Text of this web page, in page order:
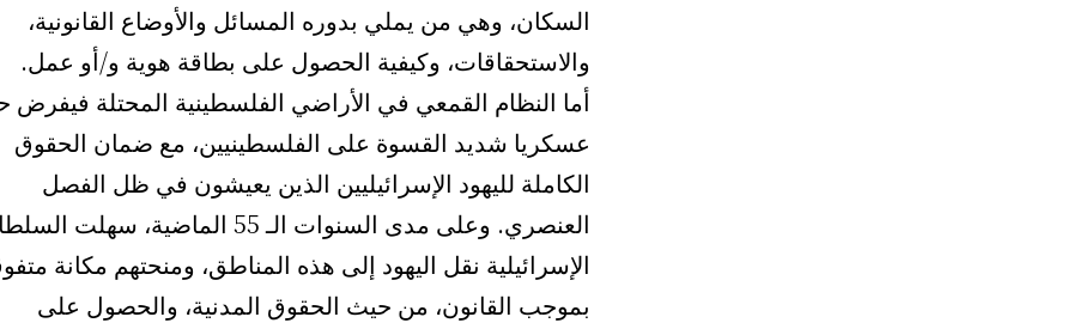
السكان، وهي من يملي بدوره المسائل والأوضاع القانونية،
والاستحقاقات، وكيفية الحصول على بطاقة هوية و/أو عمل.
أما النظام القمعي في الأراضي الفلسطينية المحتلة فيفرض
عسكريا شديد القسوة على الفلسطينيين، مع ضمان الحقوق
الكاملة لليهود الإسرائيليين الذين يعيشون في ظل الفصل
العنصري. وعلى مدى السنوات الـ 55 الماضية، سهلت
الإسرائيلية نقل اليهود إلى هذه المناطق، ومنحتهم مكانة
بموجب القانون، من حيث الحقوق المدنية، والحصول على